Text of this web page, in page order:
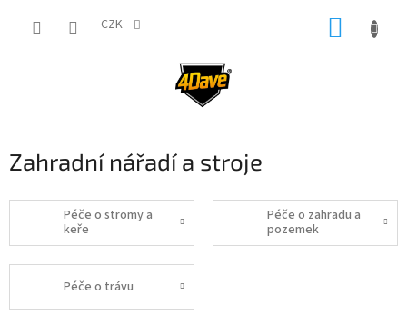
CZK
Zahradní nářadí a stroje
Péče o stromy a
keře
Péče o zahradu a
pozemek
Péče o trávu